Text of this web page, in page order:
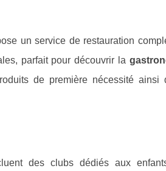
un service de restauration
parfait pour découvrir la
de première nécessité ainsi
des clubs dédiés aux